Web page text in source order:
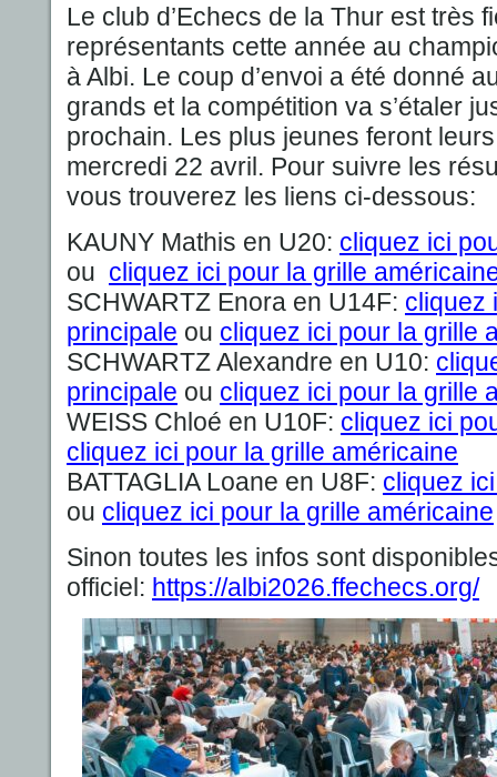
Le club d’Echecs de la Thur est très
représentants cette année au
à Albi. Le coup d’envoi a été donné
grands et la compétition va s’étaler
prochain. Les plus jeunes feront
mercredi 22 avril. Pour suivre les
vous trouverez les liens ci-dessous:
KAUNY Mathis en U20: cliquez ici
ou cliquez ici pour la grille
SCHWARTZ Enora en U14F: cliquez
principale ou cliquez ici pour la grille
SCHWARTZ Alexandre en U10:
principale ou cliquez ici pour la grille
WEISS Chloé en U10F: cliquez ici
cliquez ici pour la grille américaine
BATTAGLIA Loane en U8F: cliquez
ou cliquez ici pour la grille américaine
Sinon toutes les infos sont
officiel: https://albi2026.ffechecs.org/